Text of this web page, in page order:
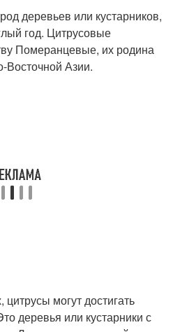
деревьев или кустарников,
год. Цитрусовые
Померанцевые, их родина
Восточной Азии.
могут достигать
деревья или кустарники с